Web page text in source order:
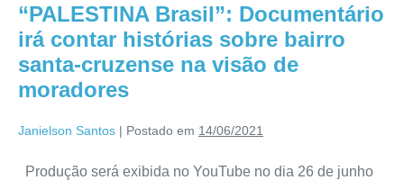
“PALESTINA Brasil”: Documentário
irá contar histórias sobre bairro
santa-cruzense na visão de
moradores
Janielson Santos | Postado em 14/06/2021
Produção será exibida no YouTube no dia 26 de junho